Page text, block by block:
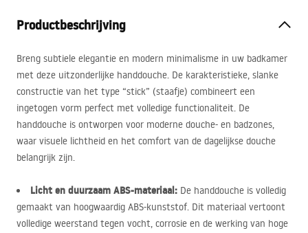
Productbeschrijving
Breng subtiele elegantie en modern minimalisme in uw badkamer
met deze uitzonderlijke handdouche. De karakteristieke, slanke
constructie van het type “stick” (staafje) combineert een
ingetogen vorm perfect met volledige functionaliteit. De
handdouche is ontworpen voor moderne douche- en badzones,
waar visuele lichtheid en het comfort van de dagelijkse douche
belangrijk zijn.
Licht en duurzaam ABS-materiaal: De handdouche is volledig
gemaakt van hoogwaardig ABS-kunststof. Dit materiaal vertoont
volledige weerstand tegen vocht, corrosie en de werking van hoge